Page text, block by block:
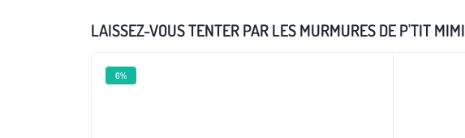
LAISSEZ-VOUS TENTER PAR LES MURMURES DE P'TIT MIMI
6%